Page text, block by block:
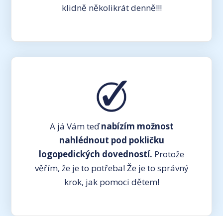
klidně několikrát denně!!!
A já Vám teďnabízím možnost
nahlédnout pod pokličku
logopedických dovedností. Protože
věřím, že je to potřeba! Že je to správný
krok, jak pomoci dětem!